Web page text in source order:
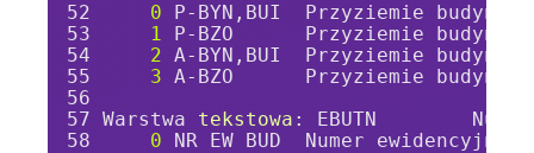
0 P-BYN,BUI  Przyziemie
1 P-BZO      Przyziemie budynku
2 A-BYN,BUI  Przyziemie
3 A-BZO      Przyziemie budynku
Warstwa tekstowa : EBUTN
0 NR EW BUD  Numer ewidencyjny